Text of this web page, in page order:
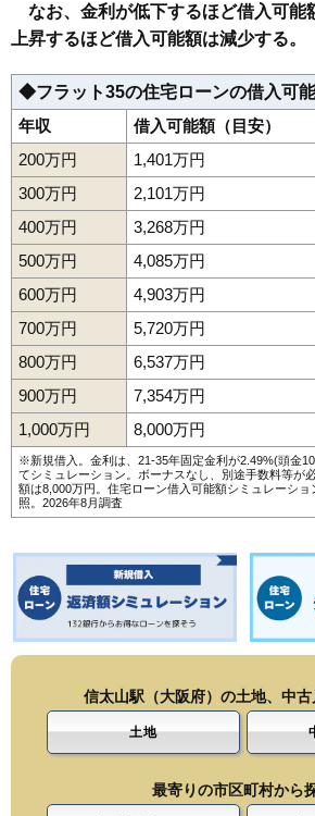
なお、金利が低下するほど借入可能
上昇するほど借入可能額は減少する。
◆フラット35の住宅ローンの借入可能
年収
借入可能額（目安）
200万円
1,401万円
300万円
2,101万円
400万円
3,268万円
500万円
4,085万円
600万円
4,903万円
700万円
5,720万円
800万円
6,537万円
900万円
7,354万円
1,000万円
8,000万円
※新規借入。金利は、21-35年固定金利が2.49%(頭金
てシミュレーション。ボーナスなし、別途手数料等が
額は8,000万円。 住宅ローン借入可能額シミュレーショ
照。2026年8月調査
信太山駅（大阪府）の土地、中
土地
最寄りの市区町村から